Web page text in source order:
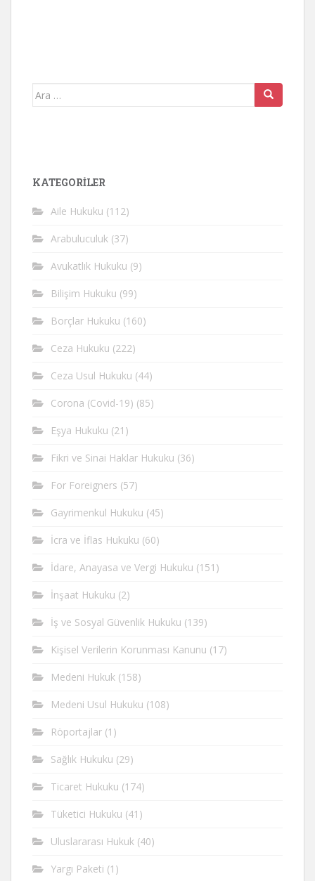
Arama
KATEGORİLER
Aile Hukuku (112)
Arabuluculuk (37)
Avukatlık Hukuku (9)
Bilişim Hukuku (99)
Borçlar Hukuku (160)
Ceza Hukuku (222)
Ceza Usul Hukuku (44)
Corona (Covid-19) (85)
Eşya Hukuku (21)
Fikri ve Sinai Haklar Hukuku (36)
For Foreigners (57)
Gayrimenkul Hukuku (45)
İcra ve İflas Hukuku (60)
İdare, Anayasa ve Vergi Hukuku (151)
İnşaat Hukuku (2)
İş ve Sosyal Güvenlik Hukuku (139)
Kişisel Verilerin Korunması Kanunu (17)
Medeni Hukuk (158)
Medeni Usul Hukuku (108)
Röportajlar (1)
Sağlık Hukuku (29)
Ticaret Hukuku (174)
Tüketici Hukuku (41)
Uluslararası Hukuk (40)
Yargı Paketi (1)